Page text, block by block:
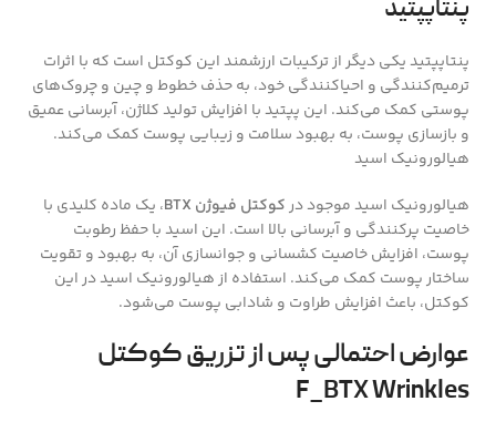
پنتاپپتید
پنتاپپتید یکی دیگر از ترکیبات ارزشمند این کوکتل است که با اثرات
ترمیم‌کنندگی و احیاکنندگی خود، به حذف خطوط و چین و چروک‌های
پوستی کمک می‌کند. این پپتید با افزایش تولید کلاژن، آبرسانی عمیق
و بازسازی پوست، به بهبود سلامت و زیبایی پوست کمک می‌کند.
هیالورونیک اسید
هیالورونیک اسید موجود درکوکتل فیوژن BTX
، یک ماده کلیدی با
خاصیت پرکنندگی و آبرسانی بالا است. این اسید با حفظ رطوبت
پوست، افزایش خاصیت کشسانی و جوانسازی آن، به بهبود و تقویت
ساختار پوست کمک می‌کند. استفاده از هیالورونیک اسید در این
کوکتل، باعث افزایش طراوت و شادابی پوست می‌شود.
عوارض احتمالی پس از تزریق کوکتل
F_BTX Wrinkles